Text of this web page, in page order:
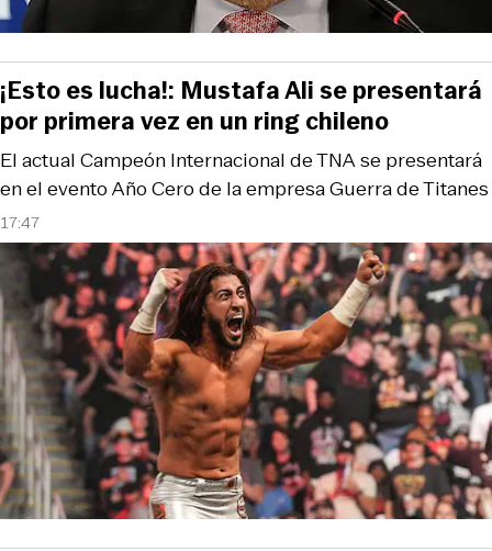
17:47
El actual Campeón Internacional de TNA se presentará
en el evento Año Cero de la empresa Guerra de Titanes
¡Esto es lucha!: Mustafa Ali se presentará
por primera vez en un ring chileno